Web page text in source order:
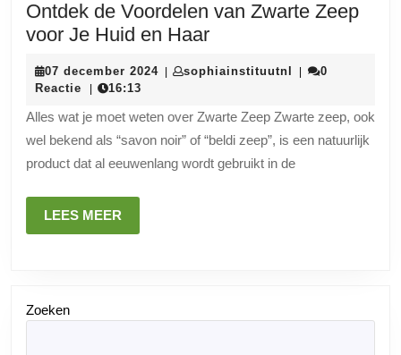
Ontdek de Voordelen van Zwarte Zeep
voor Je Huid en HaarOntdek
Voordelen
Zwarte
Zeep
voor
07 december 202407| sophiainstituutnl sophiainstituutnl
|
0
Reactie
| 16:13
Alles wat je moet weten over Zwarte Zeep Zwarte zeep, ook
wel bekend als “savon noir” of “beldi zeep”, is een natuurlijk
product dat al eeuwenlang wordt gebruikt in de
LEES MEER
MEER
Zoeken